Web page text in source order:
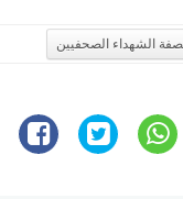
الشهداء الصحفيين